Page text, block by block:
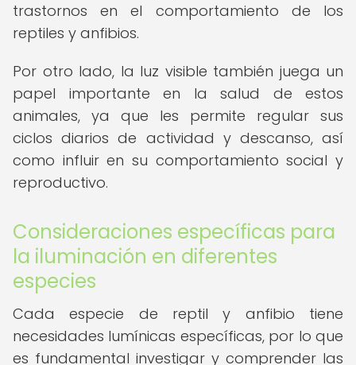
trastornos en el comportamiento de los
reptiles y anfibios.
Por otro lado, la luz visible también juega un
papel importante en la salud de estos
animales, ya que les permite regular sus
ciclos diarios de actividad y descanso, así
como influir en su comportamiento social y
reproductivo.
Consideraciones específicas para
la iluminación en diferentes
especies
Cada especie de reptil y anfibio tiene
necesidades lumínicas específicas, por lo que
es fundamental investigar y comprender las